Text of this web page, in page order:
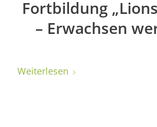
Fortbildung
– Erwachsen
Weiterlesen